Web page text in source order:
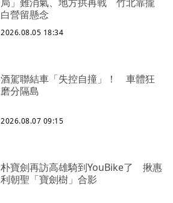
白營留懸念
2026.08.05 18:34
酒駕聯結車「失控自撞」！ 車體狂
磨分隔島
2026.08.07 09:15
朴寶劍再訪高雄騎到YouBike了 揪惠
利朝聖「寶劍樹」合影